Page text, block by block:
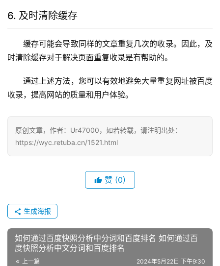
6. 及时清除缓存
缓存可能会导致同样的文章重复几次的收录。因此，及
时清除缓存对于解决页面重复收录是有帮助的。
通过上述方法，您可以有效地避免大量重复网址被百度
收录，提高网站的质量和用户体验。
原创文章，作者：Ur47000，如若转载，请注明出处：
https://wyc.retuba.cn/1521.html
赞 (0)
生成海报
如何通过百度快照分析中分词和百度排名 如何通过百
度快照分析中文分词和百度排名
上一篇 2024年5月22日 下午9:30